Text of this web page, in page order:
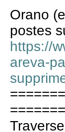
Orano
postes
https://
areva-